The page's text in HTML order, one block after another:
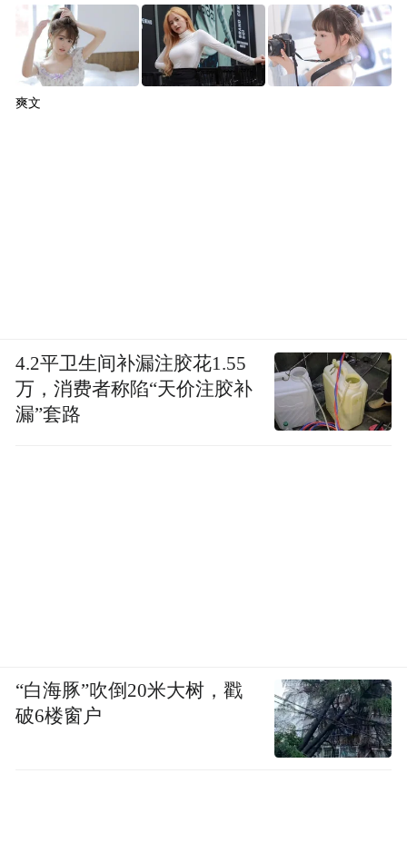
爽文
4.2平卫生间补漏注胶花1.55
万，消费者称陷“天价注胶补
漏”套路
“白海豚”吹倒20米大树，戳
破6楼窗户